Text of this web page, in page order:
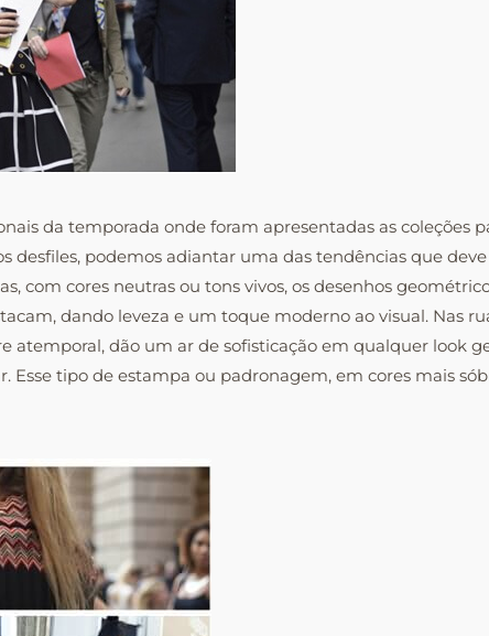
da temporada onde foram apresentadas as coleções
desfiles, podemos adiantar uma das tendências que
com cores neutras ou tons vivos, os desenhos
dando leveza e um toque moderno ao visual. Nas
atemporal, dão um ar de sofisticação em qualquer look
Esse tipo de estampa ou padronagem, em cores mais